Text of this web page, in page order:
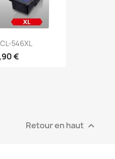
546XL
€
Retour en haut 